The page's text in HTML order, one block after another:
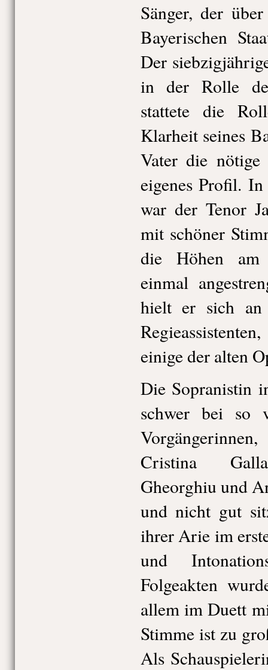
Sänger, der
Bayerischen
Der
in der Rolle
stattete die
Klarheit seines
Vater die
eigenes Profil.
war der Tenor
mit schöner
die Höhen am
einmal
hielt er sich an
einige der alten
Die Sopranistin
schwer bei so
Cristina
Gheorghiu und
und nicht gut
ihrer Arie im
und
Folgeakten
allem im Duett
Stimme ist zu
Als